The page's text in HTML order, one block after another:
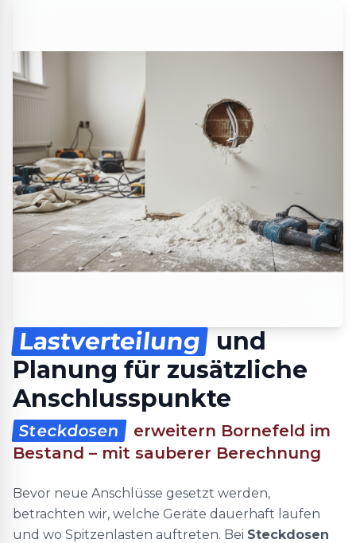
Lastverteilung
und
Planung für zusätzliche
Anschlusspunkte
Steckdosen
erweitern Bornefeld im
Bestand – mit sauberer Berechnung
Bevor neue Anschlüsse gesetzt werden,
betrachten wir, welche Geräte dauerhaft laufen
und wo Spitzenlasten auftreten. Bei Steckdosen